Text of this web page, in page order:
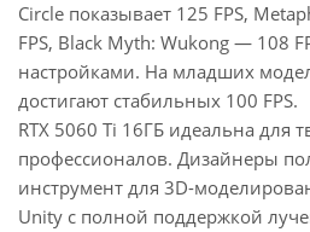
Circle показывает 125 FPS,
FPS, Black Myth: Wukong — 108
настройками. На младших
достигают стабильных 100 FPS.
RTX 5060 Ti 16ГБ идеальна для
профессионалов. Дизайнеры
инструмент для 3D-
Unity с полной поддержкой